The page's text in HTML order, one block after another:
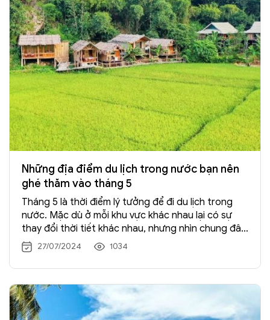
Những địa điểm du lịch trong nước bạn nên
ghé thăm vào tháng 5
Tháng 5 là thời điểm lý tưởng để đi du lịch trong
nước. Mặc dù ở mỗi khu vực khác nhau lại có sự
thay đổi thời tiết khác nhau, nhưng nhìn chung đây
là khoảng thời gian đáng để đi du lịch. Hãy cùng
chúng tôi khám phá những địa điểm
nướcđẹp nhất bạn nên ghé thăm vào tháng 5 này
nhé.
27/07/2024 1034